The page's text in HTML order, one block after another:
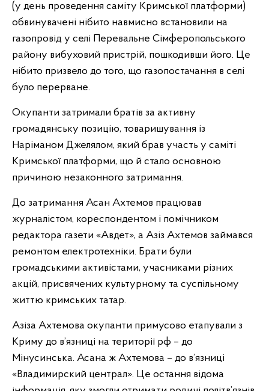
(у день проведення саміту Кримської платформи)
обвинувачені нібито навмисно встановили на
газопровід у селі Перевальне Сімферопольського
району вибуховий пристрій, пошкодивши його. Це
нібито призвело до того, що газопостачання в селі
було перерване.
Окупанти затримали братів за активну
громадянську позицію, товаришування із
Наріманом Джелялом, який брав участь у саміті
Кримської платформи, що й стало основною
причиною незаконного затримання.
До затримання Асан Ахтемов працював
журналістом, кореспондентом і помічником
редактора газети «Авдет», а Азіз Ахтемов займався
ремонтом електротехніки. Брати були
громадськими активістами, учасниками різних
акцій, присвячених культурному та суспільному
життю кримських татар.
Азіза Ахтемова окупанти примусово етапували з
Криму до в’язниці на території рф – до
Мінусинська. Асана ж Ахтемова – до в’язниці
«Владимирский централ». Це остання відома